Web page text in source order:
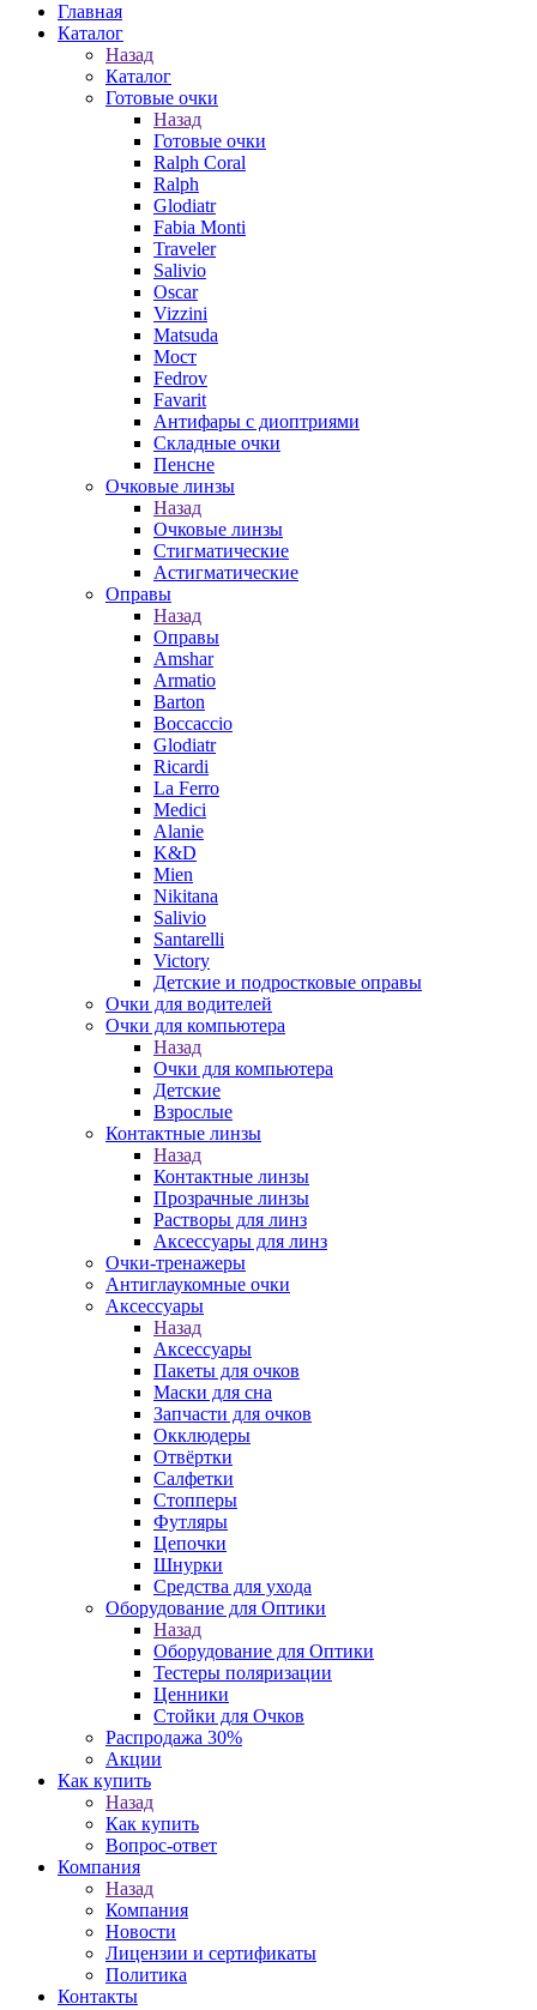
Главная
Каталог
Назад
Каталог
Готовые очки
Назад
Готовые очки
Ralph Coral
Ralph
Glodiatr
Fabia Monti
Traveler
Salivio
Oscar
Vizzini
Matsuda
Мост
Fedrov
Favarit
Антифары с диоптриями
Складные очки
Пенсне
Очковые линзы
Назад
Очковые линзы
Стигматические
Астигматические
Оправы
Назад
Оправы
Amshar
Armatio
Barton
Boccaccio
Glodiatr
Ricardi
La Ferro
Medici
Alanie
K&D
Mien
Nikitana
Salivio
Santarelli
Victory
Детские и подростковые оправы
Очки для водителей
Очки для компьютера
Назад
Очки для компьютера
Детские
Взрослые
Контактные линзы
Назад
Контактные линзы
Прозрачные линзы
Растворы для линз
Аксессуары для линз
Очки-тренажеры
Антиглаукомные очки
Аксессуары
Назад
Аксессуары
Пакеты для очков
Маски для сна
Запчасти для очков
Окклюдеры
Отвёртки
Салфетки
Стопперы
Футляры
Цепочки
Шнурки
Средства для ухода
Оборудование для Оптики
Назад
Оборудование для Оптики
Тестеры поляризации
Ценники
Стойки для Очков
Распродажа 30%
Акции
Как купить
Назад
Как купить
Вопрос-ответ
Компания
Назад
Компания
Новости
Лицензии и сертификаты
Политика
Контакты